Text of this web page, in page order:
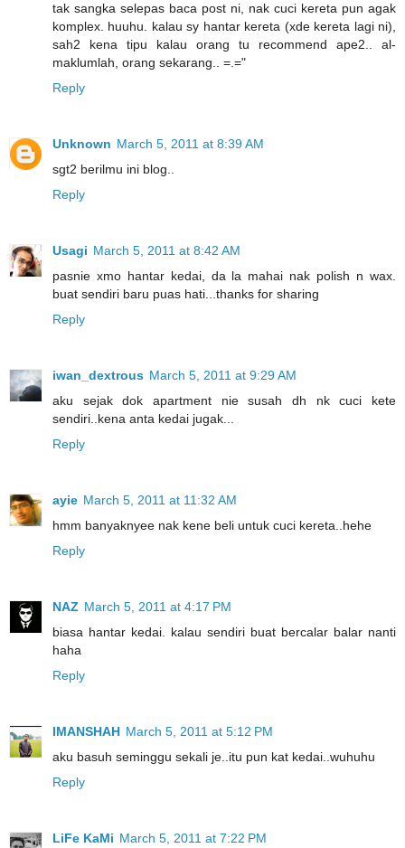
tak sangka selepas baca post ni, nak cuci kereta pun agak
komplex. huuhu. kalau sy hantar kereta (xde kereta lagi ni),
sah2 kena tipu kalau orang tu recommend ape2.. al-
maklumlah, orang sekarang.. =.="
Reply
Unknown March 5, 2011 at 8:39 AM
sgt2 berilmu ini blog..
Reply
Usagi March 5, 2011 at 8:42 AM
pasnie xmo hantar kedai, da la mahai nak polish n wax.
buat sendiri baru puas hati...thanks for sharing
Reply
iwan_dextrous March 5, 2011 at 9:29 AM
aku sejak dok apartment nie susah dh nk cuci kete
sendiri..kena anta kedai jugak...
Reply
ayie March 5, 2011 at 11:32 AM
hmm banyaknyee nak kene beli untuk cuci kereta..hehe
Reply
NAZ March 5, 2011 at 4:17 PM
biasa hantar kedai. kalau sendiri buat bercalar balar nanti
haha
Reply
IMANSHAH March 5, 2011 at 5:12 PM
aku basuh seminggu sekali je..itu pun kat kedai..wuhuhu
Reply
LiFe KaMi March 5, 2011 at 7:22 PM